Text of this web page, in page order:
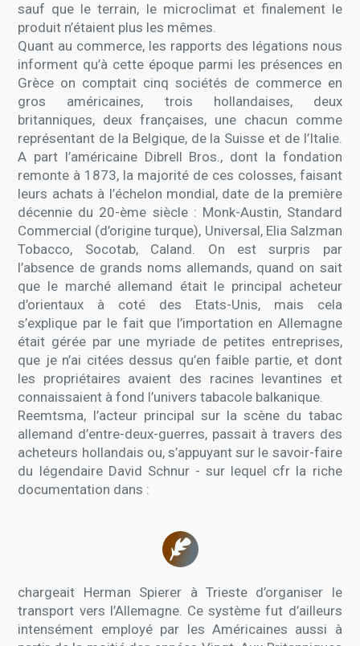
sauf que le terrain, le microclimat et finalement le
produit n’étaient plus les mêmes.
Quant au commerce, les rapports des légations nous
informent qu’à cette époque parmi les présences en
Grèce on comptait cinq sociétés de commerce en
gros américaines, trois hollandaises, deux
britanniques, deux françaises, une chacun comme
représentant de la Belgique, de la Suisse et de l’Italie.
A part l’américaine Dibrell Bros., dont la fondation
remonte à 1873, la majorité de ces colosses, faisant
leurs achats à l’échelon mondial, date de la première
décennie du 20-ème siècle : Monk-Austin, Standard
Commercial (d’origine turque), Universal, Elia Salzman
Tobacco, Socotab, Caland. On est surpris par
l’absence de grands noms allemands, quand on sait
que le marché allemand était le principal acheteur
d’orientaux à coté des Etats-Unis, mais cela
s’explique par le fait que l’importation en Allemagne
était gérée par une myriade de petites entreprises,
que je n’ai citées dessus qu’en faible partie, et dont
les propriétaires avaient des racines levantines et
connaissaient à fond l’univers tabacole balkanique.
Reemtsma, l’acteur principal sur la scène du tabac
allemand d’entre-deux-guerres, passait à travers des
acheteurs hollandais ou, s’appuyant sur le savoir-faire
du légendaire David Schnur - sur lequel cfr la riche
documentation dans :
chargeait Herman Spierer à Trieste d’organiser le
transport vers l’Allemagne. Ce système fut d’ailleurs
intensément employé par les Américaines aussi à